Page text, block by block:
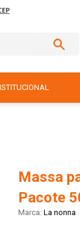
Massa
Pacote
La nonna